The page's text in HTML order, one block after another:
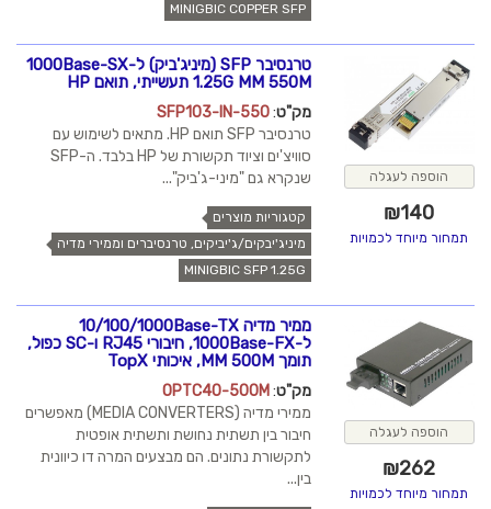
MINIGBIC COPPER SFP
הוספה לעגלה
₪140
תמחור מיוחד לכמויות
טרנסיבר SFP (מיניג'ביק) ל-1000Base-SX
1.25G MM 550M תעשייתי, תואם HP
מק"ט:
SFP103-IN-550
טרנסיבר SFP תואם HP. מתאים לשימוש עם
סוויצ'ים וציוד תקשורת של HP בלבד. ה-SFP
שנקרא גם "מיני-ג'ביק"...
קטגוריות מוצרים
מיניג'יבקים/ג'יביקים, טרנסיברים וממירי מדיה
MINIGBIC SFP 1.25G
הוספה לעגלה
₪262
תמחור מיוחד לכמויות
ממיר מדיה 10/100/1000Base-TX
ל-1000Base-FX, חיבורי RJ45 ו-SC כפול,
תומך MM 500M, איכותי TopX
מק"ט:
OPTC40-500M
ממירי מדיה (MEDIA CONVERTERS) מאפשרים
חיבור בין תשתית נחושת ותשתית אופטית
לתקשורת נתונים. הם מבצעים המרה דו כיוונית
בין...